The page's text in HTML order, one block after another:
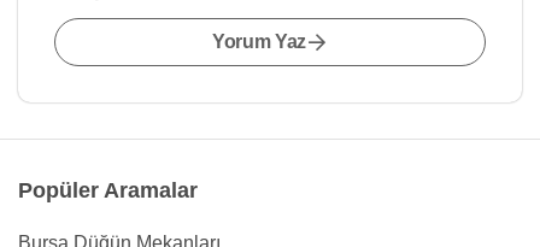
Yorum Yaz
Popüler Aramalar
Bursa Düğün Mekanları